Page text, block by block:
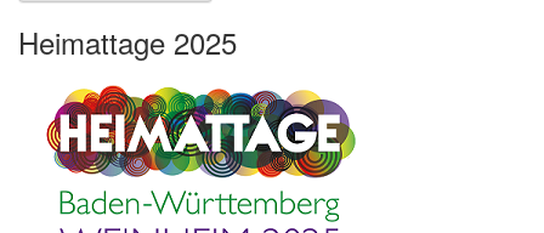
Heimattage 2025